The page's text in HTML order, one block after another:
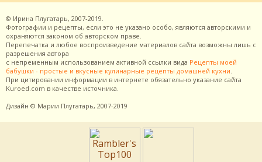
© Ирина Плугатарь, 2007-2019.
Фотографии и рецепты, если это не указано особо, являются авторскими и
охраняются законом об авторском праве.
Перепечатка и любое воспроизведение материалов сайта возможны лишь с
разрешения автора
с непременным использованием активной ссылки вида Рецепты моей
бабушки - простые и вкусные кулинарные рецепты домашней кухни.
При цитировании информации в интернете обязательно указание сайта
Kuroed.com в качестве источника.
Дизайн © Марии Плугатарь, 2007-2019